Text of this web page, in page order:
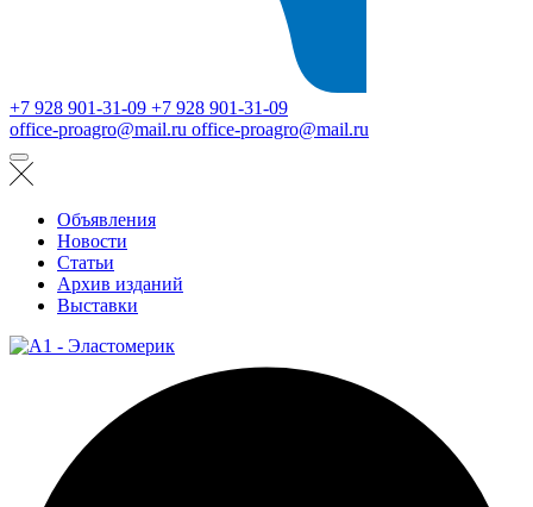
+7 928 901-31-09 +7 928 901-31-09
office-proagro@mail.ru office-proagro@mail.ru
Объявления
Новости
Статьи
Архив изданий
Выставки